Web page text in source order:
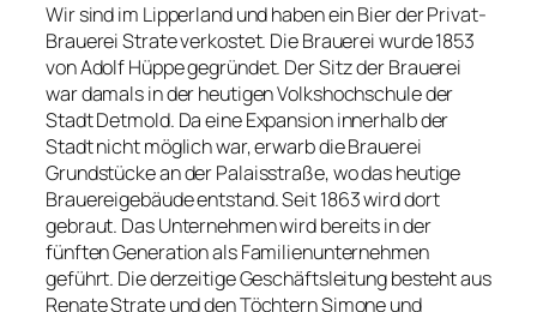
Wir sind im Lipperland und haben ein Bier der Privat-
Brauerei Strate verkostet. Die Brauerei wurde 1853
von Adolf Hüppe gegründet. Der Sitz der Brauerei
war damals in der heutigen Volkshochschule der
Stadt Detmold. Da eine Expansion innerhalb der
Stadt nicht möglich war, erwarb die Brauerei
Grundstücke an der Palaisstraße, wo das heutige
Brauereigebäude entstand. Seit 1863 wird dort
gebraut. Das Unternehmen wird bereits in der
fünften Generation als Familienunternehmen
geführt. Die derzeitige Geschäftsleitung besteht aus
Renate Strate und den Töchtern Simone und